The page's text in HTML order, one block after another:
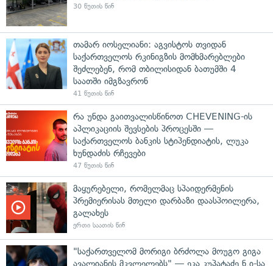
30 წუთის წინ
თამარ იოსელიანი: აგვისტოს თვიდან
საქართველოს რკინიგზის მომხმარებლები
შეძლებენ, რომ თბილისიდან ბათუმში 4
საათში იმგზავრონ
41 წუთის წინ
რა უნდა გაითვალისწინოთ CHEVENING-ის
აპლიკაციის შევსების პროცესში —
საქართველოს ბანკის სტიპენდიატის, ლუკა
ხუნდაძის რჩევები
47 წუთის წინ
მაყურებელი, რომელმაც სპაიდერმენის
პრემიერისას მთელი დარბაზი დაასპოილერა,
გალახეს
ერთი საათის წინ
"საქართველომ მორიგი ბრძოლა მოუგო გიგა
ავალიანის მკვლელებს" — ეკა კუპატაძე ნ.ი-სა